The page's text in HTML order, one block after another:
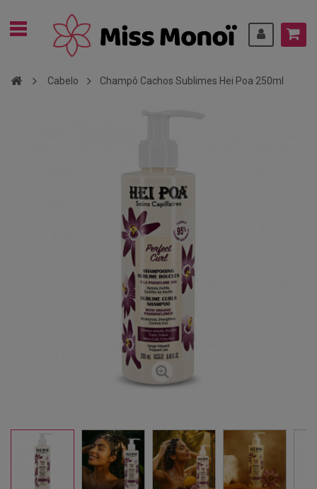
Cabelo Champô Cachos Sublimes Hei Poa 250ml